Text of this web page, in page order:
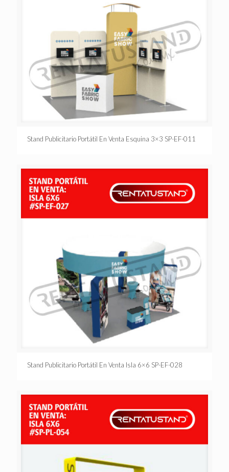
Stand Publicitario Portátil En Venta Esquina 3×3 SP-EF-011
Stand Publicitario Portátil En Venta Isla 6×6 SP-EF-028